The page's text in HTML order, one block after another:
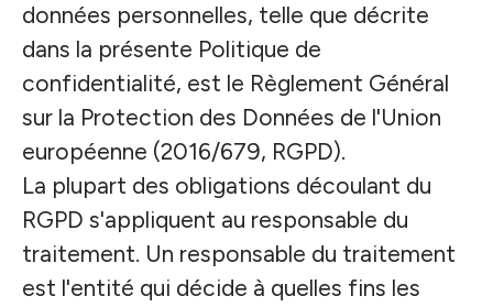
données personnelles, telle que décrite
dans la présente Politique de
confidentialité, est le Règlement Général
sur la Protection des Données de l'Union
européenne (2016/679, RGPD).
La plupart des obligations découlant du
RGPD s'appliquent au responsable du
traitement. Un responsable du traitement
est l'entité qui décide à quelles fins les